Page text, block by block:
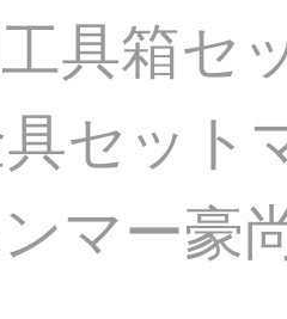
具箱セ
セット
マー豪